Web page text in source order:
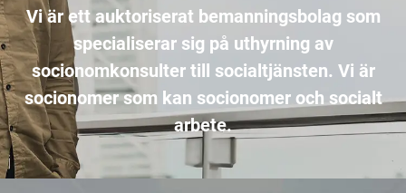
Vi är ett auktoriserat bemanningsbolag som
specialiserar sig på uthyrning av
socionomkonsulter till socialtjänsten. Vi är
socionomer som kan socionomer och socialt
arbete.